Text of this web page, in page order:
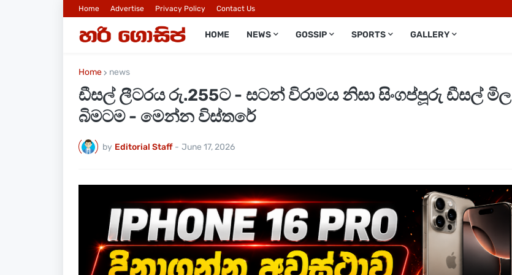
Home Advertise Privacy Policy Contact Us
HOME NEWS GOSSIP SPORTS GALLERY
Home news
ඩීසල් ලීටරය රු.255ට - සටන් විරාමය නිසා සිංගප්පූරු ඩීසල් මිල
බිමටම - මෙන්න විස්තරේ
by Editorial Staff - June 17, 2026